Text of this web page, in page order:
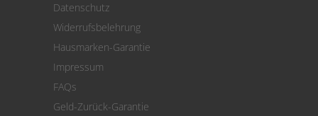
Cookie Einstellungen
Datenschutz
Widerrufsbelehrung
Hausmarken-Garantie
Impressum
FAQs
Geld-Zurück-Garantie